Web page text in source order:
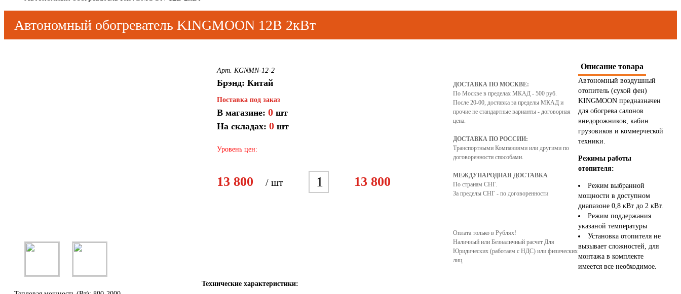
Автономный обогреватель KINGMOON 12В 2кВт
Арт. KGNMN-12-2
Брэнд: Китай
Поставка под заказ
В магазине: 0 шт
На складах: 0 шт
Уровень цен:
13 800 / шт
1
13 800
ДОСТАВКА ПО МОСКВЕ:
По Москве в пределах МКАД - 500 руб.
После 20-00, доставка за пределы МКАД и
прочие не стандартные варианты - договорная
цена.
ДОСТАВКА ПО РОССИИ:
Транспортными Компаниями или другими по
договоренности способами.
МЕЖДУНАРОДНАЯ ДОСТАВКА
По странам СНГ.
За пределы СНГ - по договоренности
Оплата только в Рублях!
Наличный или Безналичный расчет Для
Юридических (работаем с НДС) или физических
лиц
Описание товара
Автономный воздушный
отопитель (сухой фен)
KINGMOON предназначен
для обогрева салонов
внедорожников, кабин
грузовиков и коммерческой
техники.
Режимы работы
отопителя:
Режим выбранной
мощности в доступном
диапазоне 0,8 кВт до 2 кВт.
Режим поддержания
указаной температуры
Установка отопителя не
вызывает сложностей, для
монтажа в комплекте
имеется все необходимое.
Технические характеристики: